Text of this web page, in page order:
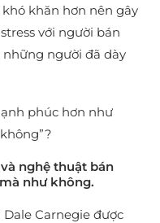
khăn hơn nên gây
với người bán
người đã dày
phúc hơn như
nghệ thuật bán
như không.
Carnegie được